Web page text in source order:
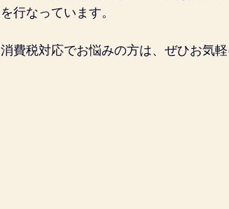
を行なっています。
消費税対応でお悩みの方は、ぜひお気軽